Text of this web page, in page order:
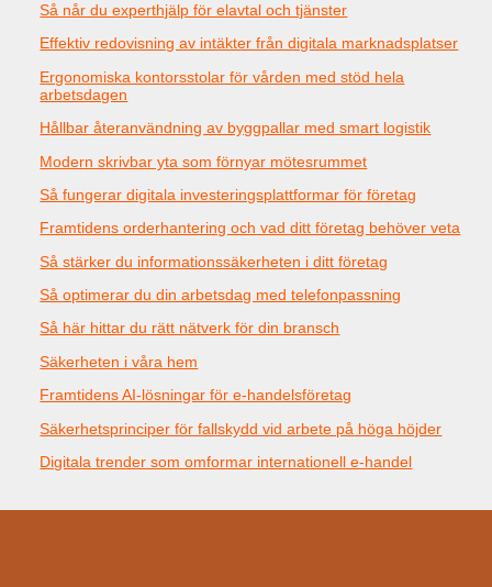
Så når du experthjälp för elavtal och tjänster
Effektiv redovisning av intäkter från digitala marknadsplatser
Ergonomiska kontorsstolar för vården med stöd hela
arbetsdagen
Hållbar återanvändning av byggpallar med smart logistik
Modern skrivbar yta som förnyar mötesrummet
Så fungerar digitala investeringsplattformar för företag
Framtidens orderhantering och vad ditt företag behöver veta
Så stärker du informationssäkerheten i ditt företag
Så optimerar du din arbetsdag med telefonpassning
Så här hittar du rätt nätverk för din bransch
Säkerheten i våra hem
Framtidens AI-lösningar för e-handelsföretag
Säkerhetsprinciper för fallskydd vid arbete på höga höjder
Digitala trender som omformar internationell e-handel